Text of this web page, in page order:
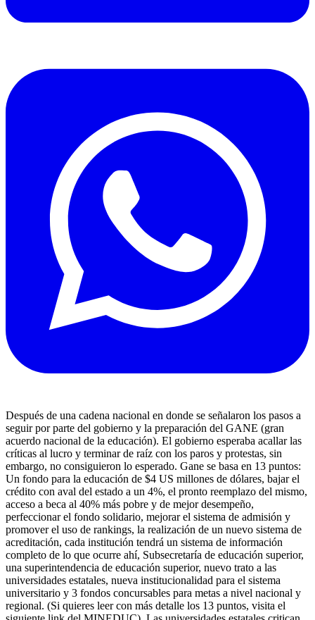
Después de una cadena nacional en donde se señalaron los pasos a
seguir por parte del gobierno y la preparación del GANE (gran
acuerdo nacional de la educación). El gobierno esperaba acallar las
críticas al lucro y terminar de raíz con los paros y protestas, sin
embargo, no consiguieron lo esperado. Gane se basa en 13 puntos:
Un fondo para la educación de $4 US millones de dólares, bajar el
crédito con aval del estado a un 4%, el pronto reemplazo del mismo,
acceso a beca al 40% más pobre y de mejor desempeño,
perfeccionar el fondo solidario, mejorar el sistema de admisión y
promover el uso de rankings, la realización de un nuevo sistema de
acreditación, cada institución tendrá un sistema de información
completo de lo que ocurre ahí, Subsecretaría de educación superior,
una superintendencia de educación superior, nuevo trato a las
universidades estatales, nueva institucionalidad para el sistema
universitario y 3 fondos concursables para metas a nivel nacional y
regional. (Si quieres leer con más detalle los 13 puntos, visita el